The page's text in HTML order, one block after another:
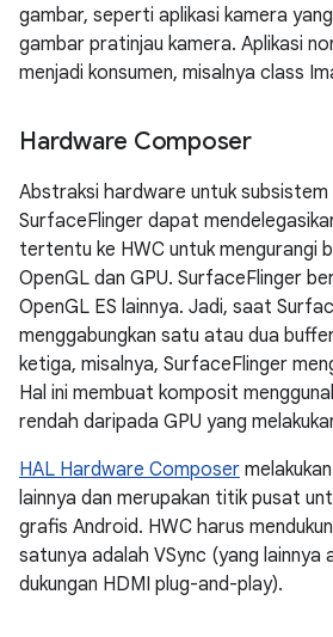
gambar, seperti aplikasi kamera
gambar pratinjau kamera. Aplikasi
menjadi konsumen, misalnya class
Hardware Composer
Abstraksi hardware untuk subsistem
SurfaceFlinger dapat
tertentu ke HWC untuk mengurangi
OpenGL dan GPU. SurfaceFlinger
OpenGL ES lainnya. Jadi, saat
menggabungkan satu atau dua
ketiga, misalnya, SurfaceFlinger
Hal ini membuat komposit
rendah daripada GPU yang
HAL Hardware Composer
lainnya dan merupakan titik pusat
grafis Android. HWC harus
satunya adalah VSync (yang lainnya
dukungan HDMI plug-and-play).